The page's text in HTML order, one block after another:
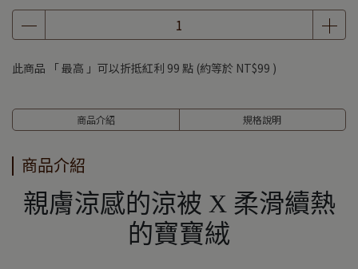
此商品 「 最高 」可以折抵紅利 99 點 (約等於 NT$99 )
商品介紹 規格說明
商品介紹
親膚涼感的涼被 X 柔滑續熱
的寶寶絨